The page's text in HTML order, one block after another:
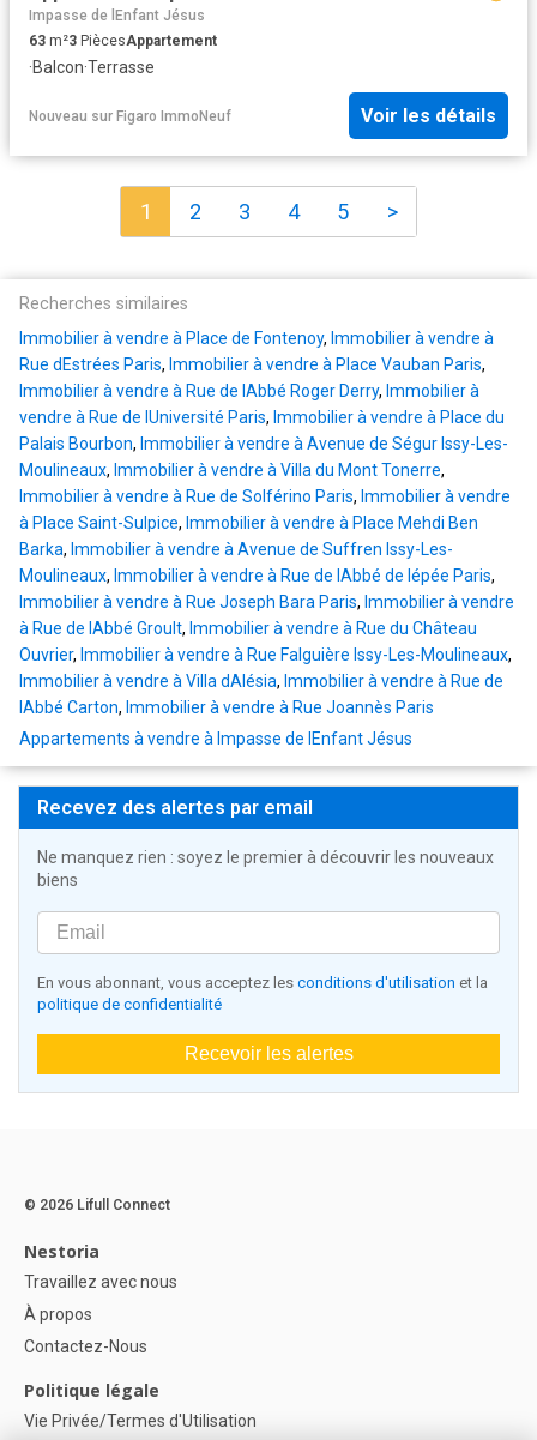
Impasse de lEnfant Jésus
63 m²3 PiècesAppartement
·Balcon·Terrasse
Nouveau sur Figaro ImmoNeuf Voir les détails
1 2 3 4 5 >
Recherches similaires
Immobilier à vendre à Place de Fontenoy, Immobilier à vendre à
Rue dEstrées Paris, Immobilier à vendre à Place Vauban Paris,
Immobilier à vendre à Rue de lAbbé Roger Derry, Immobilier à
vendre à Rue de lUniversité Paris, Immobilier à vendre à Place du
Palais Bourbon, Immobilier à vendre à Avenue de Ségur Issy-Les-
Moulineaux, Immobilier à vendre à Villa du Mont Tonerre,
Immobilier à vendre à Rue de Solférino Paris, Immobilier à vendre
à Place Saint-Sulpice, Immobilier à vendre à Place Mehdi Ben
Barka, Immobilier à vendre à Avenue de Suffren Issy-Les-
Moulineaux, Immobilier à vendre à Rue de lAbbé de lépée Paris,
Immobilier à vendre à Rue Joseph Bara Paris, Immobilier à vendre
à Rue de lAbbé Groult, Immobilier à vendre à Rue du Château
Ouvrier, Immobilier à vendre à Rue Falguière Issy-Les-Moulineaux,
Immobilier à vendre à Villa dAlésia, Immobilier à vendre à Rue de
lAbbé Carton, Immobilier à vendre à Rue Joannès Paris
Appartements à vendre à Impasse de lEnfant Jésus
Recevez des alertes par email
Ne manquez rien : soyez le premier à découvrir les nouveaux
biens
En vous abonnant, vous acceptez les conditions d'utilisation et la
politique de confidentialité
Recevoir les alertes
© 2026 Lifull Connect
Nestoria
Travaillez avec nous
À propos
Contactez-Nous
Politique légale
Vie Privée/Termes d'Utilisation